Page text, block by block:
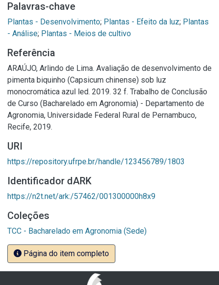
Palavras-chave
Plantas - Desenvolvimento; Plantas - Efeito da luz; Plantas
- Análise; Plantas - Meios de cultivo
Referência
ARAÚJO, Arlindo de Lima. Avaliação de desenvolvimento de
pimenta biquinho (Capsicum chinense) sob luz
monocromática azul led. 2019. 32 f. Trabalho de Conclusão
de Curso (Bacharelado em Agronomia) - Departamento de
Agronomia, Universidade Federal Rural de Pernambuco,
Recife, 2019.
URI
https://repository.ufrpe.br/handle/123456789/1803
Identificador dARK
https://n2t.net/ark:/57462/001300000h8x9
Coleções
TCC - Bacharelado em Agronomia (Sede)
Página do item completo